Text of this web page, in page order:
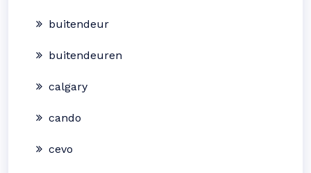
buitendeur
buitendeuren
calgary
cando
cevo